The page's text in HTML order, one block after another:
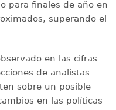
para finales de año en
superando el
en las cifras
de analistas
sobre un posible
en las políticas